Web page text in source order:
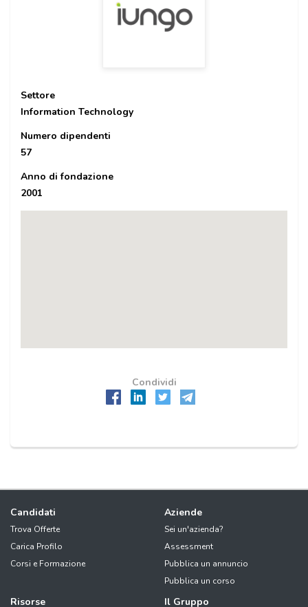
Settore
Information Technology
Numero dipendenti
57
Anno di fondazione
2001
Condividi
Candidati
Trova Offerte
Carica Profilo
Corsi e Formazione
Aziende
Sei un'azienda?
Assessment
Pubblica un annuncio
Pubblica un corso
Risorse Il Gruppo